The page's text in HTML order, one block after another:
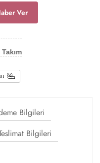
Ver
Bilgileri
Bilgileri